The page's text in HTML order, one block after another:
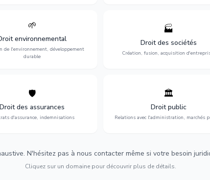
🌱
environnemental
de l'environnement, développement
durable
litiges et
durable.
🏭
Droit des sociétés
Création, fusion, acquisition
Structuration de votre société :
fusion-acquisition, gouvernance
restructuration.
🛡️
Droit des assurances
d'assurance, indemnisations
de vos intérêts : contrats
sinistres et indemnisations
optimales.
🏛️
Droit public
Relations avec l'administration, marchés
Gestion de vos relations avec
l'administration : marchés
urbanisme et contentieux.
N'hésitez pas à nous contacter même si votre besoin
Cliquez sur un domaine pour découvrir plus de détails.